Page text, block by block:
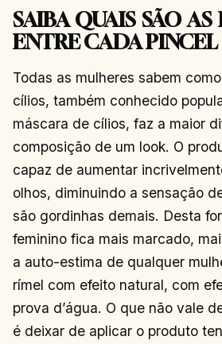
SAIBA QUAIS SÃO AS
ENTRE CADA
Todas as mulheres sabem
cílios, também conhecido
máscara de cílios, faz a maior
composição de um look. O
capaz de aumentar
olhos, diminuindo a sensação
são gordinhas demais. Desta
feminino fica mais marcado,
a auto-estima de qualquer
rímel com efeito natural, com
prova d’água. O que não vale
é deixar de aplicar o produto